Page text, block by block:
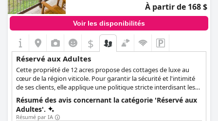
À partir de 168 $
Voir les disponibilités
$
Réservé aux Adultes
Cette propriété de 12 acres propose des cottages de luxe au
cœur de la région viticole. Pour garantir la sécurité et l'intimité
de ses clients, elle applique une politique stricte interdisant les
enfants.
Résumé des avis concernant la catégorie 'Réservé aux
Adultes'.
Résumé par IA